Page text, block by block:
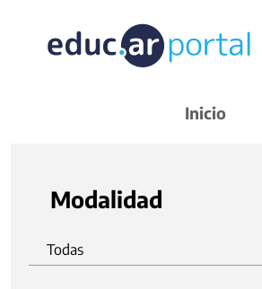
Inicio
Modalidad
Todas